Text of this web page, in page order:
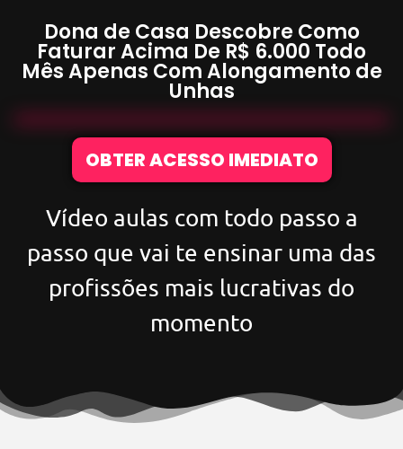
Dona de Casa Descobre Como
Faturar Acima De R$ 6.000 Todo
Mês Apenas ComAlongamento de
Unhas
OBTER ACESSO IMEDIATO
Vídeo aulas com todo passo a
passo que vai te ensinar uma das
profissões mais lucrativas do
momento